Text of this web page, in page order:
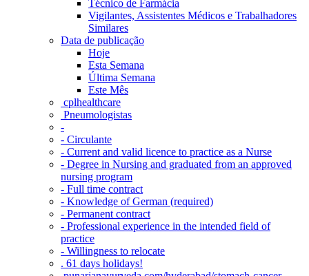
Técnico de Farmácia
Vigilantes, Assistentes Médicos e Trabalhadores
Similares
Data de publicação
Hoje
Esta Semana
Última Semana
Este Mês
‎ cplhealthcare‬
Pneumologistas
-
- Circulante
- Current and valid licence to practice as a Nurse
- Degree in Nursing and graduated from an approved
nursing program
- Full time contract
- Knowledge of German (required)
- Permanent contract
- Professional experience in the intended field of
practice
- Willingness to relocate
. 61 days holidays!